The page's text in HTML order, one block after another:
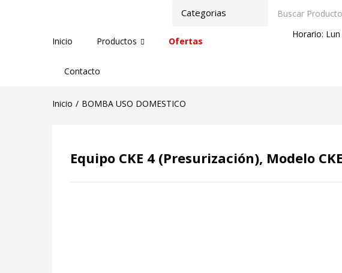
Inicio Productos Ofertas
Contacto
Horario:
Inicio BOMBA USO DOMESTICO
Equipo CKE 4 (Presurización), Modelo